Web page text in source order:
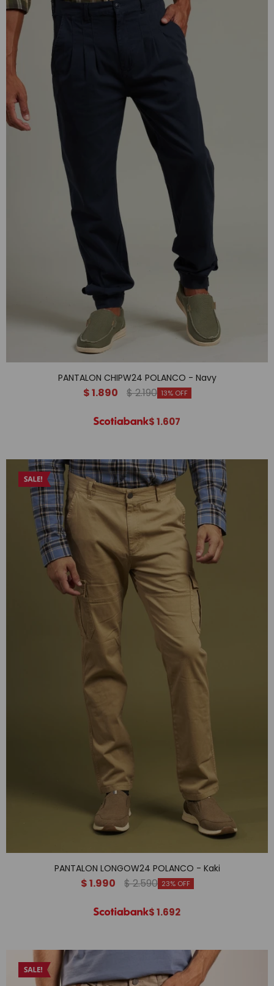
PANTALON CHIPW24 POLANCO - Navy
$1.890 $2.190 13
$1.607
PANTALON LONGOW24 POLANCO - Kaki
$1.990 $2.590 23
$1.692